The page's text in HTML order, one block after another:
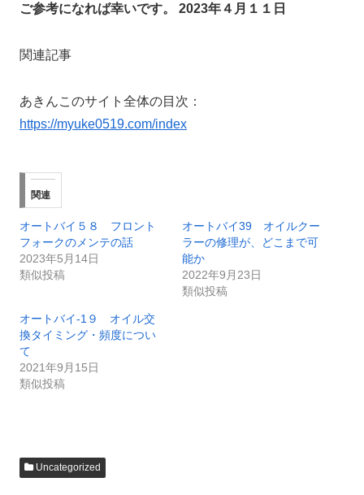
ご参考になれば幸いです。 2023年４月１１日
関連記事
あきんこのサイト全体の目次：
https://myuke0519.com/index
関連
オートバイ５８ フロント
フォークのメンテの話
2023年5月14日
類似投稿
オートバイ39 オイルクー
ラーの修理が、どこまで可
能か
2022年9月23日
類似投稿
オートバイ-1９ オイル交
換タイミング・頻度につい
て
2021年9月15日
類似投稿
Uncategorized